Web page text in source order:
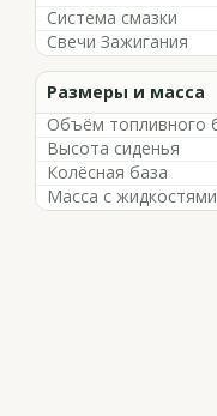
Система смазки
Свечи Зажигания
Размеры и масса
Объём топливного
Высота сиденья
Колёсная база
Масса с жидкостями